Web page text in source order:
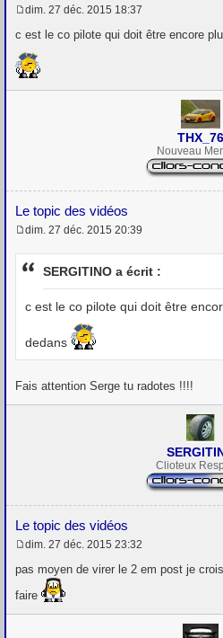
e
s
a
dim. 27 déc. 2015 18:37
c est le co pilote qui doit être encore
THX_76
Nouveau
Le topic des vidéos
e
s
g
e
dim. 27 déc. 2015 20:39
SERGITINO a écrit :
c est le co pilote qui doit être
dedans
Fais attention Serge tu radotes !!!!
Clioteux
Le topic des vidéos
e
s
g
dim. 27 déc. 2015 23:32
pas moyen de virer le 2 em post je
faire